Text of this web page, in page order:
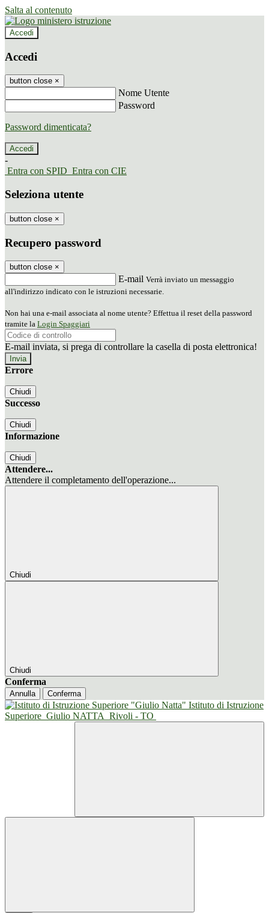
Salta al contenuto
Accedi
Accedi
button close ×
Nome Utente
Password
Password dimenticata?
-
Entra con SPID Entra con CIE
Seleziona utente
button close ×
Recupero password
button close ×
E-mail Verrà inviato un messaggio
all'indirizzo indicato con le istruzioni necessarie.
Non hai una e-mail associata al nome utente? Effettua il reset della password
tramite la Login Spaggiari
E-mail inviata, si prega di controllare la casella di posta elettronica!
Errore
Chiudi
Successo
Chiudi
Informazione
Chiudi
Attendere...
Attendere il completamento dell'operazione...
Chiudi
Chiudi
Conferma
Annulla Conferma
Istituto di Istruzione
Superiore Giulio NATTA Rivoli - TO